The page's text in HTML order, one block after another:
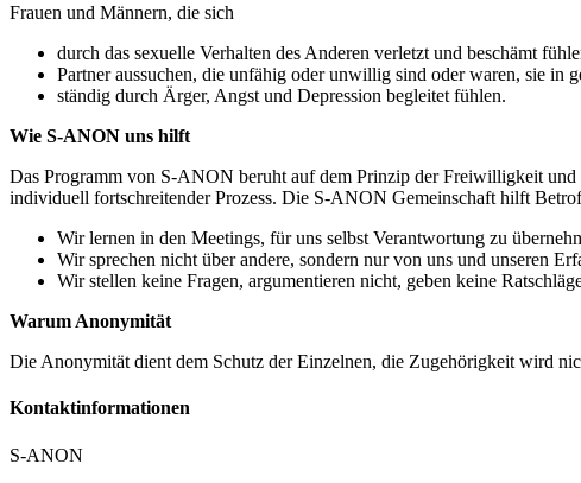
Frauen und Männern, die sich
durch das sexuelle Verhalten des Anderen verletzt und beschämt
Partner aussuchen, die unfähig oder unwillig sind oder waren, sie in
ständig durch Ärger, Angst und Depression begleitet fühlen.
Wie S-ANON uns hilft
Das Programm von S-ANON beruht auf dem Prinzip der Freiwilligkeit und
individuell fortschreitender Prozess. Die S-ANON Gemeinschaft hilft
Wir lernen in den Meetings, für uns selbst Verantwortung zu
Wir sprechen nicht über andere, sondern nur von uns und unseren
Wir stellen keine Fragen, argumentieren nicht, geben keine
Warum Anonymität
Die Anonymität dient dem Schutz der Einzelnen, die Zugehörigkeit wird
Kontakt­informationen
S-ANON